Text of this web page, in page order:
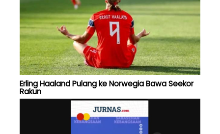
Erling Haaland Pulang ke Norwegia Bawa Seekor
Rakun